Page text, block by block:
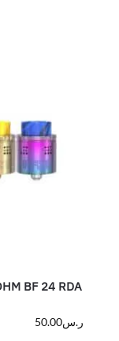
BF 24 RDA
ر.س50.00